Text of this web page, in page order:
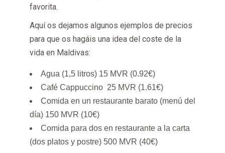
favorita.
Aquí os dejamos algunos ejemplos de precios
para que os hagáis una idea del coste de la
vida en Maldivas:
Agua (1,5 litros) 15 MVR (0.92€)
Café Cappuccino 25 MVR (1.61€)
Comida en un restaurante barato (menú del
día) 150 MVR (10€)
Comida para dos en restaurante a la carta
(dos platos y postre) 500 MVR (40€)